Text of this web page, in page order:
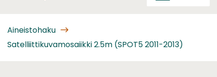
Aineistohaku
Satelliittikuvamosaiikki 2.5m (SPOT5 2011-2013)